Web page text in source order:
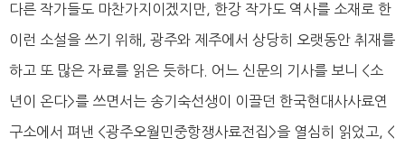
다른 작가들도 마찬가지이겠지만, 한강 작가도 역사를 소재로 한
이런 소설을 쓰기 위해, 광주와 제주에서 상당히 오랫동안 취재를
하고 또 많은 자료를 읽은 듯하다. 어느 신문의 기사를 보니 <소
년이 온다>를 쓰면서는 송기숙선생이 이끌던 한국현대사사료연
구소에서 펴낸 <광주오월민중항쟁사료전집>을 열심히 읽었고, <